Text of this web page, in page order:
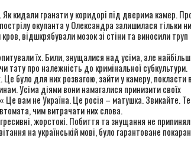
кидали гранати у коридорі під дверима камер.
окупанта у Олександра залишилася тільки
відшкрябували мозок зі стіни та виносили труп
їх. Били, знущалися над усіма, але
про належність до кримінальної субкультури.
було для них розвагою, зайти у камеру, покласти
Усіма діями вони намагалися принизити своїх
вам не Україна. Це росія – матушка. Звикайте.
чим витрачати них слова.
жорстокі. Побиття та знущання не
на українській мові, було гарантоване